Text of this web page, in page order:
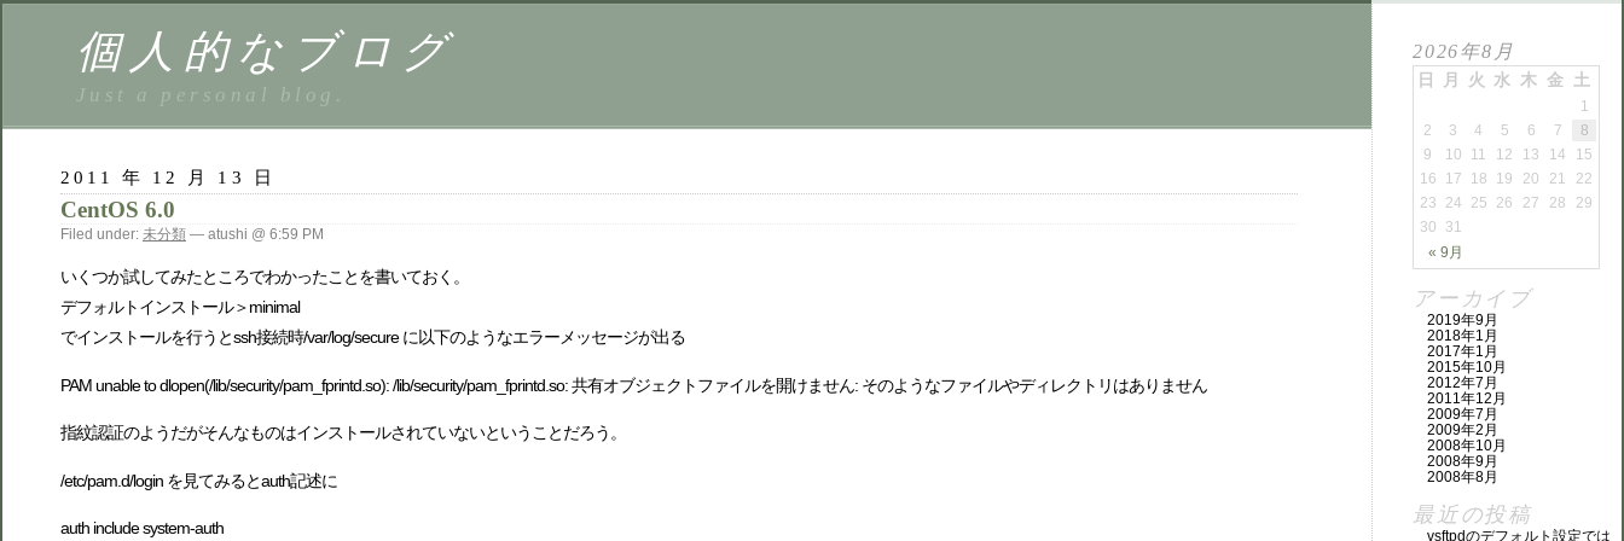
個人的なブログ
Just a personal blog.
2011 年 12 月 13 日
CentOS 6.0
Filed under: 未分類 — atushi @ 6:59 PM
いくつか試してみたところでわかったことを書いておく。
デフォルトインストール＞minimal
でインストールを行うとssh接続時/var/log/secure に以下のようなエラーメッセージが出る
PAM unable to dlopen(/lib/security/pam_fprintd.so): /lib/security/pam_fprintd.so: 共有オブジェクトファイルを開けません: そのようなファイルやディレクトリはありません
指紋認証のようだがそんなものはインストールされていないということだろう。
/etc/pam.d/login を見てみるとauth記述に
auth include system-auth
2026年8月
日 月 火 水 木 金 土
« 9月
1
2
3 4 5 6 7
8
9
10 11 12 13 14
15
16
17 18 19 20 21
22
23
24 25 26 27 28
29
30
31
アーカイブ
2019年9月
2018年1月
2017年1月
2015年10月
2012年7月
2011年12月
2009年7月
2009年2月
2008年10月
2008年9月
2008年8月
最近の投稿
vsftpdのデフォルト設定では